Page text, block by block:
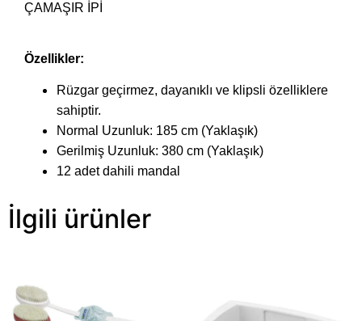
ÇAMAŞIR İPİ
Özellikler:
Rüzgar geçirmez, dayanıklı ve klipsli özelliklere
sahiptir.
Normal Uzunluk: 185 cm (Yaklaşık)
Gerilmiş Uzunluk: 380 cm (Yaklaşık)
12 adet dahili mandal
İlgili ürünler